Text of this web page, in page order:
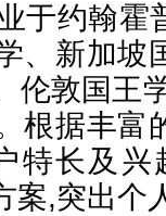
于约翰霍
、新加坡
伦敦国王
根据丰富
特长及
案,突出个